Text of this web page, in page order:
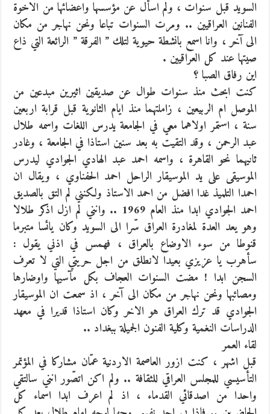
السويد قبل سنوات ، ولم اسأل عن مؤسسها واعضائها من الاخوة
الفنانين العراقيين .. ومرت السنوات تباعا ونحن نهاجر من مكان
الى آخر ، وانا اسمع بانشطة حيوية لتلك ” الفرقة ” الرائعة التي ذاع
صيتها عند كل العراقيين .
اين رفاق الصبا ؟
كنت ابحث منذ سنوات طوال عن صديقين اثيرين مبدعين من
الموصل ام الربيعين ، زاملتهما منذ ايام الثانوية قبل قرابة اربعين
سنة ، استمر اولاهما معي في الجامعة يدرس اللغات واسمه طلال
عبد الرحمن ، وقد التقيت به بعد سنين استاذا في الجامعة ، وغادر
ثانيهما نحو القاهرة ، واسمه احمد عبد الهادي الجوادي ليدرس
الموسيقى على يد الموسيقار الراحل احمد الحفناوي ، ويقال ان
احمدا التلميذ غدا افضل من احمد الاستاذ ولكنني لم التق بالصديق
احمد الجوادي ابدا منذ العام 1969 .. وانني لم ازل اذكر طلالا
وهو يعد العدة لمغادرة العراق سّرا الى السويد وكان يائسا متبرما
قنوطا من سوء الاوضاع بالعراق ، فهمس في اذني يقول :
سأهرب يا عزيزي بعيدا لانطلق من اجل حريتي التي لا تعرف
السجن ابدا ! مضت السنوات العجاف بكل مآسيها واوضارها
ومصائبها ونحن نهاجر من مكان الى آخر ، اذ سمعت ان الموسيقار
الجوادي قد ترك العراق هو الاخر وكان استاذا قديرا في معهد
الدراسات النغمية وكلية الفنون الجميلة ببغداد ..
لقاء العمر
قبل اشهر ، كنت ازور العاصمة الاردنية عمّان مشاركا في المؤتمر
التأسيسي للمجلس العراقي للثقافة .. ولم اكن اتصّور انني سالتقي
واحدا من اصدقائي القدماء ، اذ لم اعرف ابدا اسماء كل